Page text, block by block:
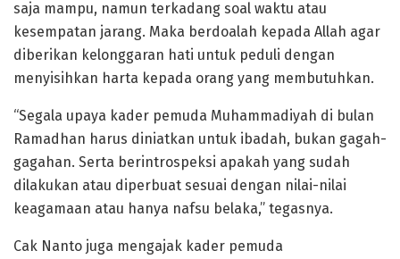
saja mampu, namun terkadang soal waktu atau
kesempatan jarang. Maka berdoalah kepada Allah agar
diberikan kelonggaran hati untuk peduli dengan
menyisihkan harta kepada orang yang membutuhkan.
“Segala upaya kader pemuda Muhammadiyah di bulan
Ramadhan harus diniatkan untuk ibadah, bukan gagah-
gagahan. Serta berintrospeksi apakah yang sudah
dilakukan atau diperbuat sesuai dengan nilai-nilai
keagamaan atau hanya nafsu belaka,” tegasnya.
Cak Nanto juga mengajak kader pemuda